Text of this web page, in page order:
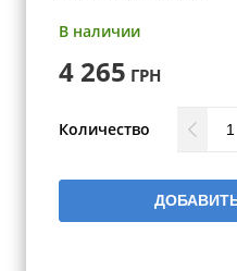
В наличии
4 265 ГРН
Количество